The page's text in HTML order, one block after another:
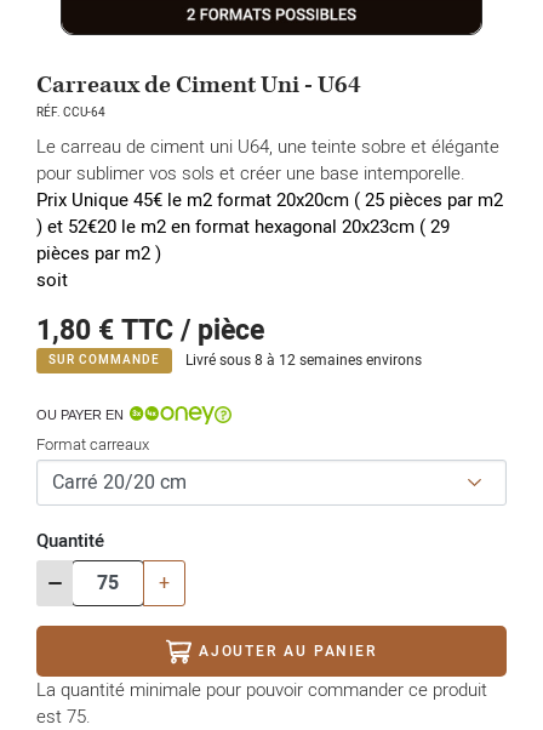
Carreaux de Ciment Uni - U64
RÉF. CCU-64
Le carreau de ciment uni U64, une teinte sobre et élégante
pour sublimer vos sols et créer une base intemporelle.
Prix Unique 45€ le m2 format 20x20cm ( 25 pièces par m2
) et 52€20 le m2 en format hexagonal 20x23cm ( 29
pièces par m2 )
soit
1,80 €TTC / pièce
SUR COMMANDE Livré sous 8 à 12 semaines environs
OU PAYER EN
Format carreaux
Quantité
- +
AJOUTER AU PANIER
La quantité minimale pour pouvoir commander ce produit
est 75.